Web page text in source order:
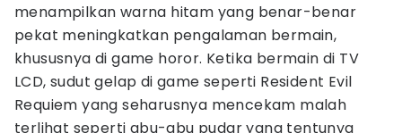
menampilkan warna hitam yang benar-benar
pekat meningkatkan pengalaman bermain,
khususnya di game horor. Ketika bermain di TV
LCD, sudut gelap di game seperti Resident Evil
Requiem yang seharusnya mencekam malah
terlihat seperti abu-abu pudar yang tentunya